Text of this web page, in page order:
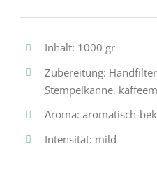
Inhalt: 1000 gr
Zubereitung:
Stempelkanne,
Aroma: aromatisch-
Intensität: mild